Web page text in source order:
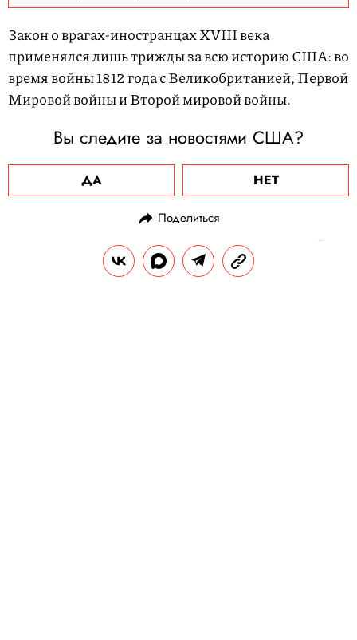
Закон о врагах-иностранцах XVIII века
применялся лишь трижды за всю историю США: во
время войны 1812 года с Великобританией, Первой
Мировой войны и Второй мировой войны.
Вы следите за новостями США?
ДА НЕТ
Поделиться